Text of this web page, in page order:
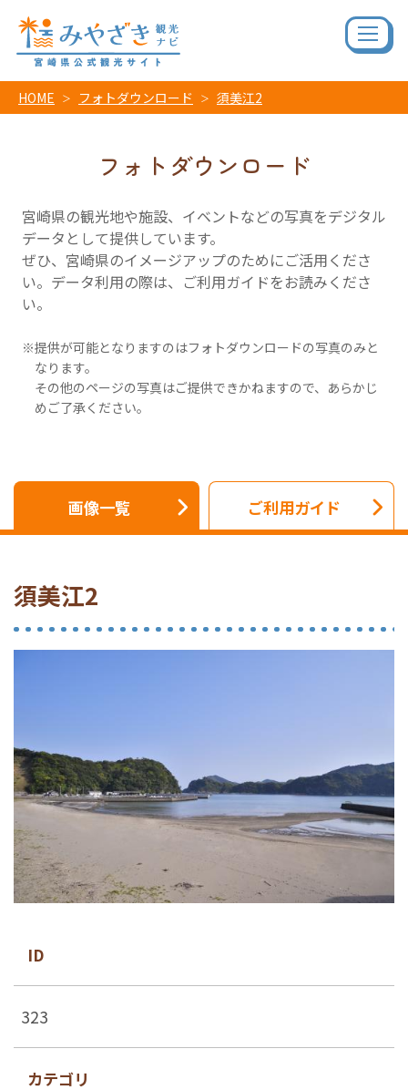
HOME フォトダウンロード 須美江2
フォトダウンロード
宮崎県の観光地や施設、イベントなどの写真をデジタル
データとして提供しています。
ぜひ、宮崎県のイメージアップのためにご活用くださ
い。データ利用の際は、ご利用ガイドをお読みくださ
い。
提供が可能となりますのはフォトダウンロードの写真のみと
なります。
その他のページの写真はご提供できかねますので、あらかじ
めご了承ください。
画像一覧 ご利用ガイド
須美江2
ID
323
カテゴリ